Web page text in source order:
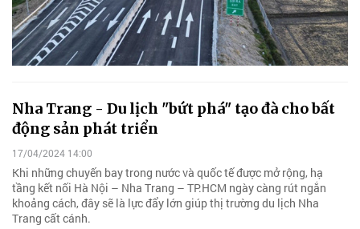
Nha Trang - Du lịch "bứt phá" tạo đà cho bất
động sản phát triển
17/04/2024 14:00
Khi những chuyến bay trong nước và quốc tế được mở rộng, hạ
tầng kết nối Hà Nội – Nha Trang – TP.HCM ngày càng rút ngắn
khoảng cách, đây sẽ là lực đẩy lớn giúp thị trường du lịch Nha
Trang cất cánh.